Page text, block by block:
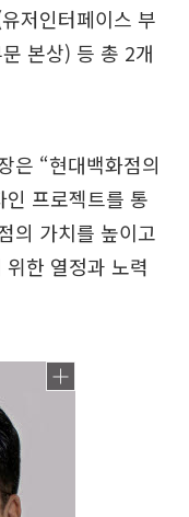
저인터페이스 부
본상) 등 총 2개
은 “현대백화점의
프로젝트를 통
의 가치를 높이고
한 열정과 노력